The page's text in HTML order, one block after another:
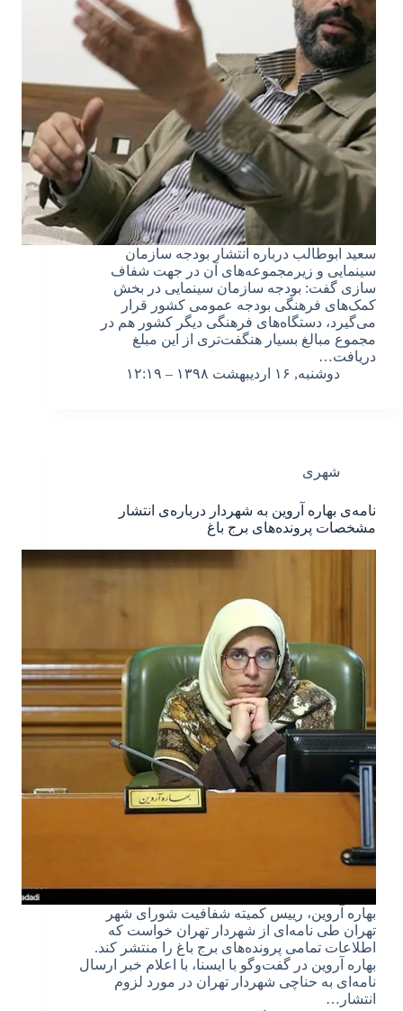
سعید ابوطالب درباره انتشار بودجه سازمان
سینمایی و زیرمجموعه‌های آن در جهت شفاف
سازی گفت: بودجه سازمان سینمایی در بخش
کمک‌های فرهنگی بودجه عمومی کشور قرار
می‌گیرد، دستگاه‌های فرهنگی دیگر کشور هم در
مجموع مبالغ بسیار هنگفت‌تری از این مبلغ
دریافت…
دوشنبه, ۱۶ اردیبهشت ۱۳۹۸ – ۱۲:۱۹
شهری
نامه‌ی بهاره آروین به شهردار درباره‌ی انتشار
مشخصات پرونده‌های برج باغ‌
بهاره آروین، رییس کمیته شفافیت شورای شهر
تهران طی نامه‌ای از شهردار تهران خواست که
اطلاعات تمامی پرونده‌های برج باغ‌ را منتشر کند.
بهاره آروین در گفت‌وگو با ایسنا، با اعلام خبر ارسال
نامه‌ای به حناچی شهردار تهران در مورد لزوم
انتشار…